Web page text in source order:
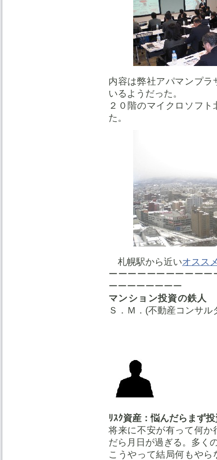
内容は弊社アパマンプ
いるようだった。
２０階のマイクロソフ
た。
札幌駅から近いオスス
ーーーーーーーーーー
ーーーーーーーー
マンション投資の鉄人
Ｓ．Ｍ．(不動産コンサル
ﾘｽｸ資産：悩んだらまず
将来に不安が有って何
だら月日が過ぎる。多く
こうやって結局何もや